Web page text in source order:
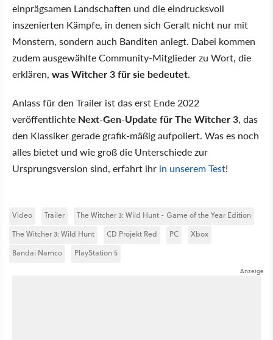
einprägsamen Landschaften und die eindrucksvoll
inszenierten Kämpfe, in denen sich Geralt nicht nur mit
Monstern, sondern auch Banditen anlegt. Dabei kommen
zudem ausgewählte Community-Mitglieder zu Wort, die
erklären, was Witcher 3 für sie bedeutet.
Anlass für den Trailer ist das erst Ende 2022
veröffentlichte Next-Gen-Update für The Witcher 3, das
den Klassiker gerade grafik-mäßig aufpoliert. Was es noch
alles bietet und wie groß die Unterschiede zur
Ursprungsversion sind, erfahrt ihr in unserem Test!
Video Trailer
The Witcher 3: Wild Hunt - Game of the Year Edition
The Witcher 3: Wild Hunt
CD Projekt Red PC
Xbox
Bandai Namco
PlayStation 5